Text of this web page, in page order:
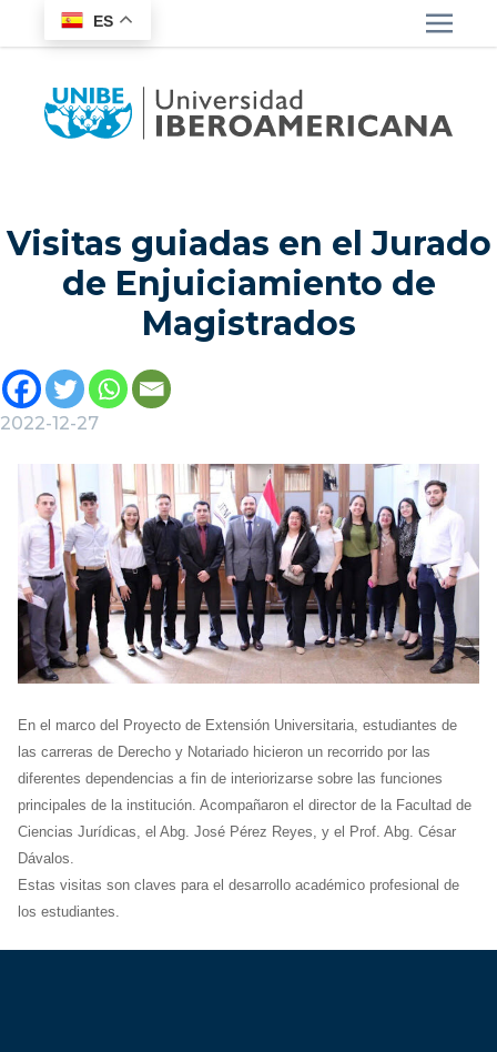
ES
Visitas guiadas en el Jurado
de Enjuiciamiento de
Magistrados
2022-12-27
En el marco del Proyecto de Extensión Universitaria, estudiantes de
las carreras de Derecho y Notariado hicieron un recorrido por las
diferentes dependencias a fin de interiorizarse sobre las funciones
principales de la institución. Acompañaron el director de la Facultad de
Ciencias Jurídicas, el Abg. José Pérez Reyes, y el Prof. Abg. César
Dávalos.
Estas visitas son claves para el desarrollo académico profesional de
los estudiantes.